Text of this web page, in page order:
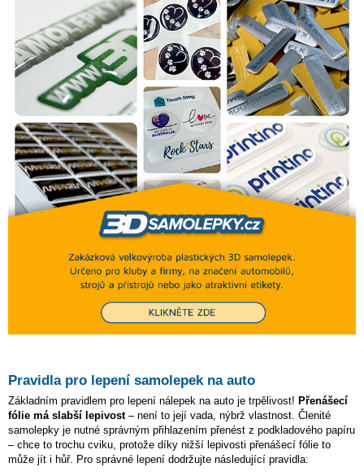
Pravidla pro lepení samolepek na auto
Základním pravidlem pro lepení nálepek na auto je trpělivost! Přenášecí
fólie má slabší lepivost– není to její vada, nýbrž vlastnost. Členité
samolepky je nutné správným přihlazením přenést z podkladového papíru
– chce to trochu cviku, protože díky nižší lepivosti přenášecí fólie to
může jít i hůř. Pro správné lepení dodržujte následující pravidla: